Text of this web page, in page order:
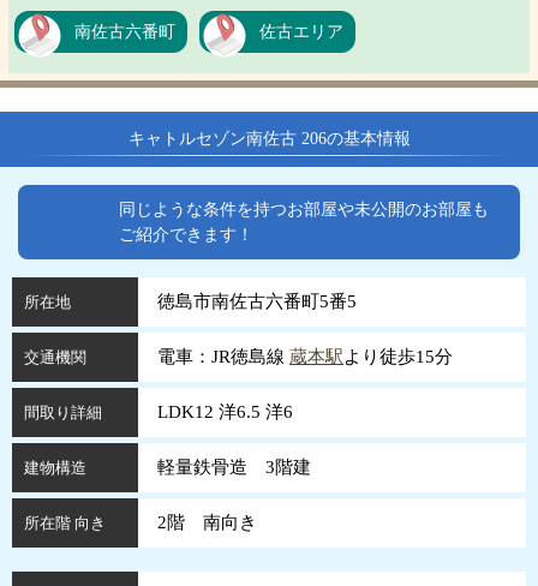
南佐古六番町 佐古エリア
キャトルセゾン南佐古 206の基本情報
同じような条件を持つお部屋や未公開のお部屋も
ご紹介できます！
所在地 徳島市南佐古六番町5番5
交通機関 電車：JR徳島線 蔵本駅より徒歩15分
間取り詳細 LDK12 洋6.5 洋6
建物構造 軽量鉄骨造 3階建
所在階 向き 2階 南向き